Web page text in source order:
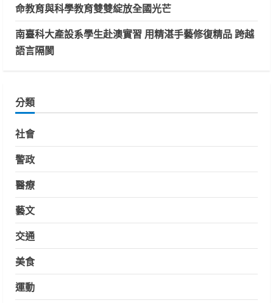
命教育與科學教育雙雙綻放全國光芒
南臺科大產設系學生赴澳實習 用精湛手藝修復精品 跨越
語言隔閡
分類
社會
警政
醫療
藝文
交通
美食
運動